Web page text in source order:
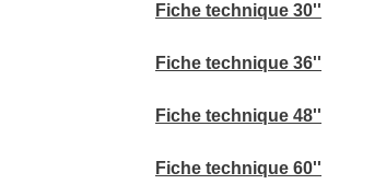
Fiche technique 30''
Fiche technique 36''
Fiche technique 48''
Fiche technique 60''